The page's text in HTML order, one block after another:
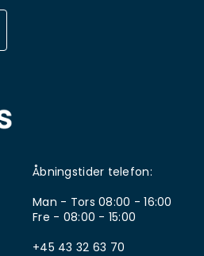
Åbningstider telefon:
Man - Tors 08:00 - 16:00
Fre - 08:00 - 15:00
+45 43 32 63 70